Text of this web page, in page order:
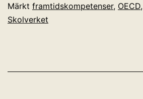
Märkt framtidskompetenser, OECD,
Skolverket